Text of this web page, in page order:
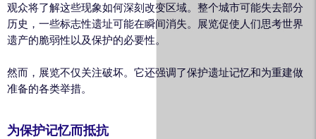
观众将了解这些现象如何深刻改变区域。整个城市可能失去部分
历史，一些标志性遗址可能在瞬间消失。展览促使人们思考世界
遗产的脆弱性以及保护的必要性。
然而，展览不仅关注破坏。它还强调了保护遗址记忆和为重建做
准备的各类举措。
为保护记忆而抵抗